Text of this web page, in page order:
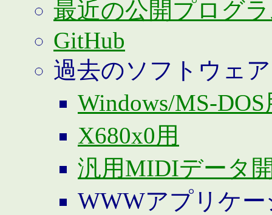
最近の公開プログ
GitHub
過去のソフトウェア
Windows/MS-DOS
X680x0用
汎用MIDIデータ
WWWアプリケ